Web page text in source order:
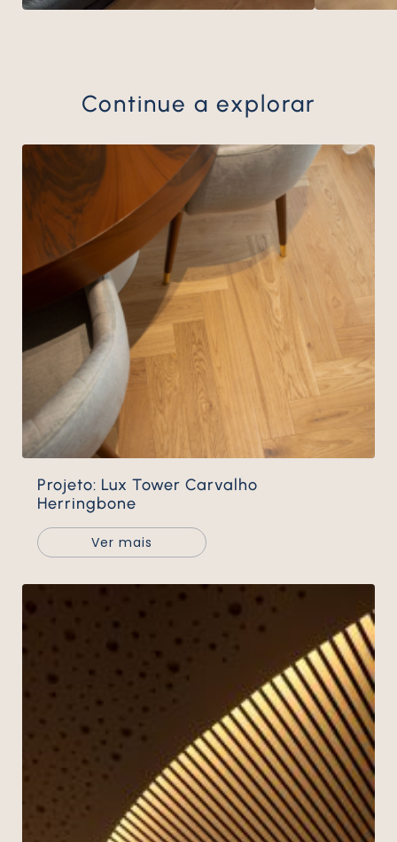
Continue a explorar
Projeto: Lux Tower Carvalho
Herringbone
Ver mais